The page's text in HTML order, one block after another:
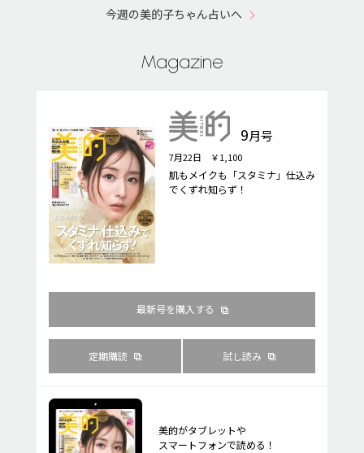
今週の美的子ちゃん占いへ
Magazine
9月号
7月22日 ￥1,100
肌もメイクも「スタミナ」仕込み
でくずれ知らず！
最新号を購入する
定期購読 試し読み
美的がタブレットや
スマートフォンで読める！